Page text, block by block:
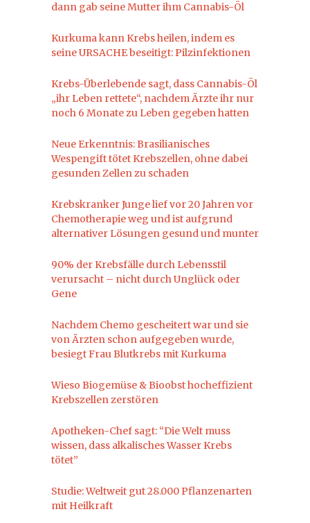
dann gab seine Mutter ihm Cannabis-Öl
Kurkuma kann Krebs heilen, indem es
seine URSACHE beseitigt: Pilzinfektionen
Krebs-Überlebende sagt, dass Cannabis-Öl
„ihr Leben rettete“, nachdem Ärzte ihr nur
noch 6 Monate zu Leben gegeben hatten
Neue Erkenntnis: Brasilianisches
Wespengift tötet Krebszellen, ohne dabei
gesunden Zellen zu schaden
Krebskranker Junge lief vor 20 Jahren vor
Chemotherapie weg und ist aufgrund
alternativer Lösungen gesund und munter
90% der Krebsfälle durch Lebensstil
verursacht – nicht durch Unglück oder
Gene
Nachdem Chemo gescheitert war und sie
von Ärzten schon aufgegeben wurde,
besiegt Frau Blutkrebs mit Kurkuma
Wieso Biogemüse & Bioobst hocheffizient
Krebszellen zerstören
Apotheken-Chef sagt: “Die Welt muss
wissen, dass alkalisches Wasser Krebs
tötet”
Studie: Weltweit gut 28.000 Pflanzenarten
mit Heilkraft